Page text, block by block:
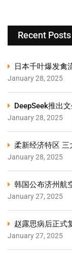
Recent Posts
日本千叶爆发禽
January 28, 2025
DeepSeek推出
January 28, 2025
柔新经济特区 三
January 28, 2025
韩国公布济州航
January 27, 2025
赵露思病后正式
January 27, 2025